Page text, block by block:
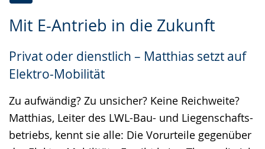
Mit E-Antrieb in die Zukunft
Privat oder dienstlich – Matthias setzt auf
Elektro-Mobilität
Zu aufwändig? Zu unsicher? Keine Reichweite?
Matthias, Leiter des LWL-Bau- und Liegenschafts-
betriebs, kennt sie alle: Die Vorurteile gegenüber
Leichten
wechseln.
Audio-
Video
Deutscher
Gebärdensprache
wird
angezeigt.